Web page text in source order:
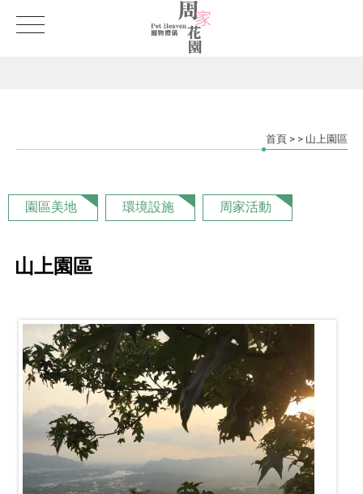
首頁 > > 山上園區
園區美地 環境設施 周家活動
山上園區